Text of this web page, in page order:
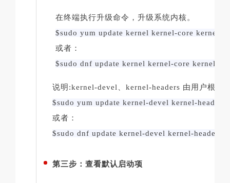
在终端执行升级命令，升级系统内核。
$sudo yum update kernel kernel-core kernel-
或者：
$sudo dnf update kernel kernel-core kernel-
说明:kernel-devel、kernel-headers 由用户根据
$sudo yum update kernel-devel kernel-headers
或者：
$sudo dnf update kernel-devel kernel-headers
第三步：查看默认启动项